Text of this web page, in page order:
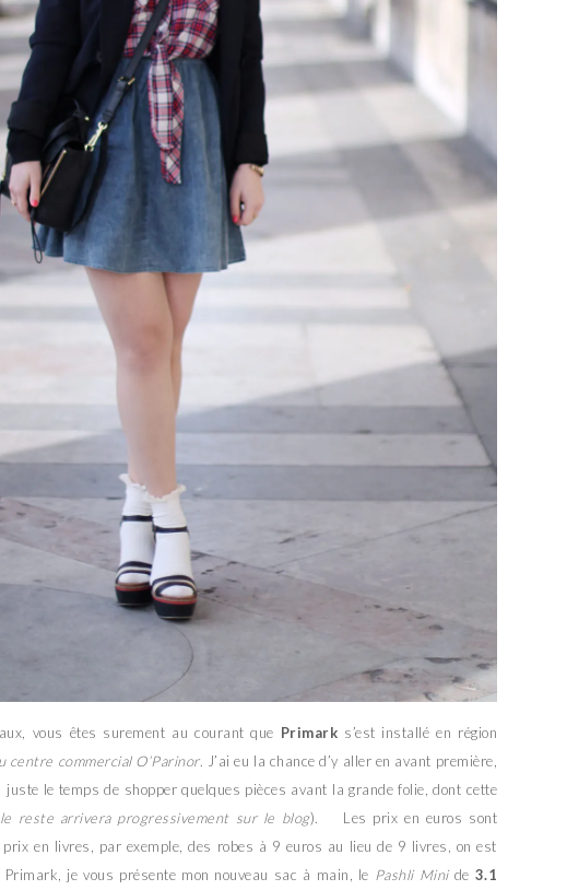
vous êtes surement au courant que Primark s’est installé en région
centre commercial O’Parinor. J’ai eu la chance d’y aller en avant première,
juste le temps de shopper quelques pièces avant la grande folie, dont cette
le reste arrivera progressivement sur le blog). Les prix en euros sont
en livres, par exemple, des robes à 9 euros au lieu de 9 livres, on est
je vous présente mon nouveau sac à main, le Pashli Minide 3.1